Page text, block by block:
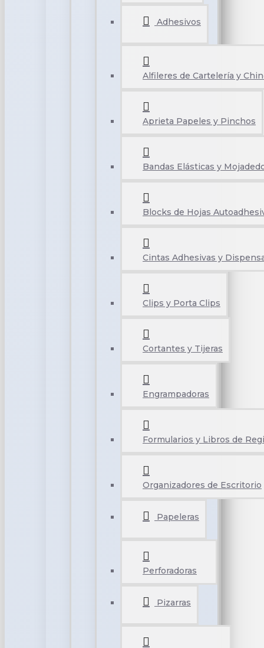
Adhesivos
Alfileres de Cartelería y
Aprieta Papeles y Pinchos
Bandas Elásticas y
Blocks de Hojas
Cintas Adhesivas y
Clips y Porta Clips
Cortantes y Tijeras
Engrampadoras
Formularios y Libros de
Organizadores de Escritorio
Papeleras
Perforadoras
Pizarras